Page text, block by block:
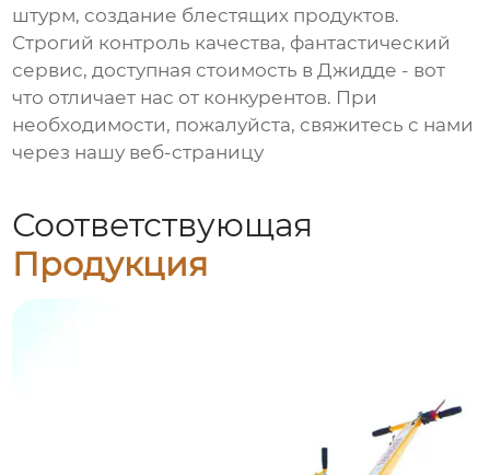
штурм, создание блестящих продуктов.
Строгий контроль качества, фантастический
сервис, доступная стоимость в Джидде - вот
что отличает нас от конкурентов. При
необходимости, пожалуйста, свяжитесь с нами
через нашу веб-страницу
Соответствующая
Продукция